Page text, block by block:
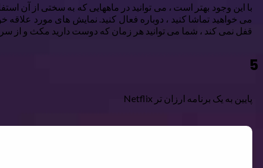
قفل نمی کند ، شما می توانید هر زمان که دوست دارید مکث و از سر
5
پایین به یک برنامه ارزان تر Netflix